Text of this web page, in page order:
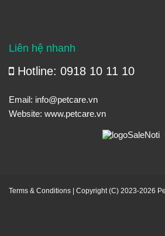
Liên hệ nhanh
Hotline: 0918 10 11 10
Email: info@petcare.vn
Website: www.petcare.vn
Terms & Conditions | Copyright (C) 2023-2026